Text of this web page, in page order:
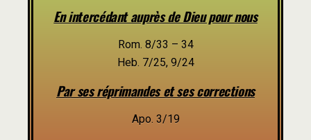
En intercédant auprès de Dieu pour nous
Rom. 8/33 – 34
Heb. 7/25, 9/24
Par ses réprimandes et ses corrections
Apo. 3/19